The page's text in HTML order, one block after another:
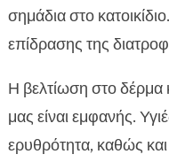
σημάδια στο
επίδρασης της
Η βελτίωση στο δέρμα
μας είναι εμφανής.
ερυθρότητα, καθώς